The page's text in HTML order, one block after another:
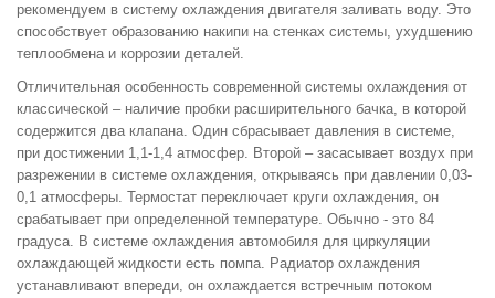
рекомендуем в систему охлаждения двигателя заливать воду. Это
способствует образованию накипи на стенках системы, ухудшению
теплообмена и коррозии деталей.
Отличительная особенность современной системы охлаждения от
классической – наличие пробки расширительного бачка, в которой
содержится два клапана. Один сбрасывает давления в системе,
при достижении 1,1-1,4 атмосфер. Второй – засасывает воздух при
разрежении в системе охлаждения, открываясь при давлении 0,03-
0,1 атмосферы. Термостат переключает круги охлаждения, он
срабатывает при определенной температуре. Обычно - это 84
градуса. В системе охлаждения автомобиля для циркуляции
охлаждающей жидкости есть помпа. Радиатор охлаждения
устанавливают впереди, он охлаждается встречным потоком